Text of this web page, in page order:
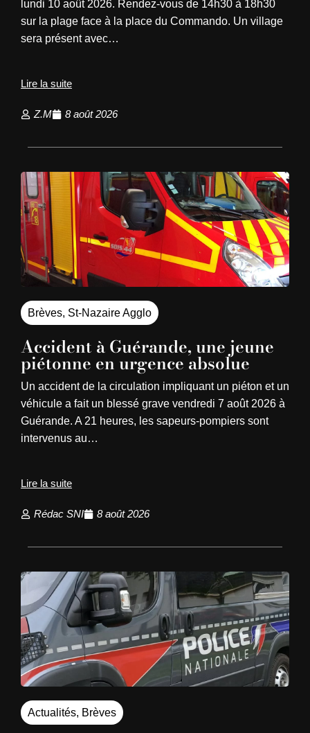
lundi 10 août 2026. Rendez-vous de 14h30 à 18h30
sur la plage face à la place du Commando. Un village
sera présent avec…
Lire la suite
Z.M 8 août 2026
Brèves, St-Nazaire Agglo
Accident à Guérande, une jeune
piétonne en urgence absolue
Un accident de la circulation impliquant un piéton et un
véhicule a fait un blessé grave vendredi 7 août 2026 à
Guérande. A 21 heures, les sapeurs-pompiers sont
intervenus au…
Lire la suite
Rédac SNI 8 août 2026
Actualités, Brèves